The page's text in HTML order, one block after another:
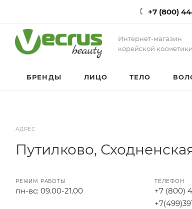
+7 (800)
Интернет-магазин
корейской косметики
БРЕНДЫ ЛИЦО ТЕЛО
АДРЕС
Путилково,
РЕЖИМ РАБОТЫ
пн-вс: 09.00-21.00
ТЕЛЕФОН
+7 (800)